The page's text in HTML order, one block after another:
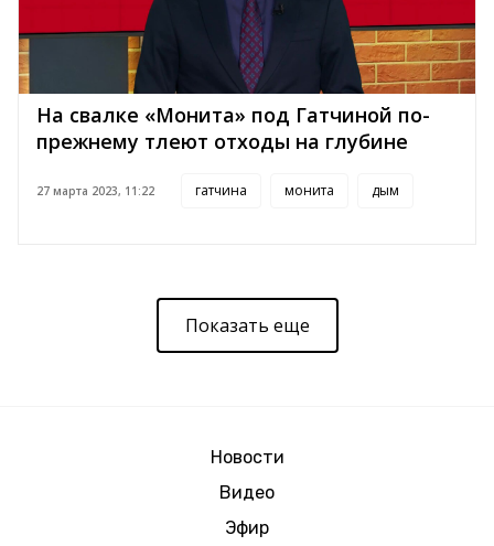
На свалке «Монита» под Гатчиной по-
прежнему тлеют отходы на глубине
27 марта 2023, 11:22 гатчина монита дым
Показать еще
Новости
Видео
Эфир